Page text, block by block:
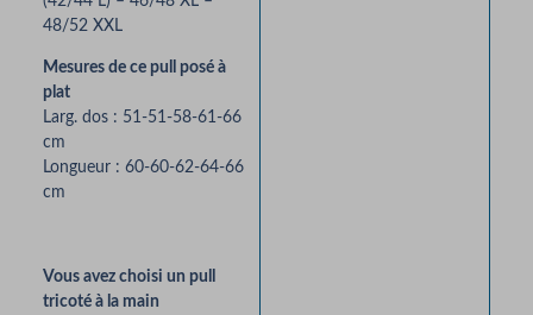
48/52 XXL
Mesures de ce pull posé à
plat
Larg. dos : 51-51-58-61-66
cm
Longueur : 60-60-62-64-66
cm
Vous avez choisi un pull
tricoté à la main